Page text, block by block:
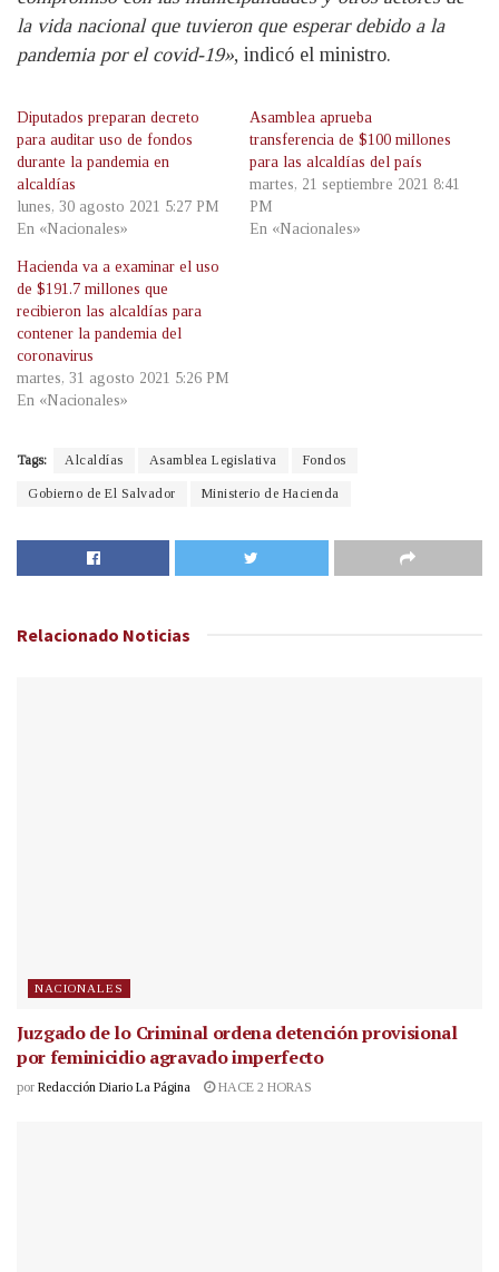
la vida nacional que tuvieron que esperar debido a la
pandemia por el covid-19», indicó el ministro.
Diputados preparan decreto
para auditar uso de fondos
durante la pandemia en
alcaldías
lunes, 30 agosto 2021 5:27 PM
En «Nacionales»
Asamblea aprueba
transferencia de $100 millones
para las alcaldías del país
martes, 21 septiembre 2021 8:41
PM
En «Nacionales»
Hacienda va a examinar el uso
de $191.7 millones que
recibieron las alcaldías para
contener la pandemia del
coronavirus
martes, 31 agosto 2021 5:26 PM
En «Nacionales»
Tags: Alcaldías Asamblea Legislativa Fondos
Gobierno de El Salvador Ministerio de Hacienda
Relacionado Noticias
NACIONALES
Juzgado de lo Criminal ordena detención provisional
por feminicidio agravado imperfecto
por Redacción Diario La Página HACE 2 HORAS